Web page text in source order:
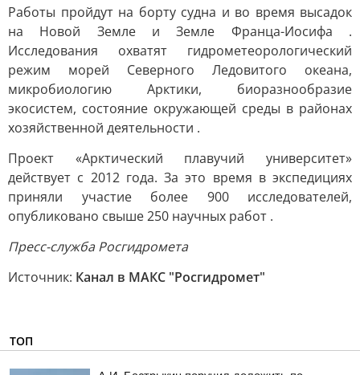
Работы пройдут на борту судна и во время высадок
на Новой Земле и Земле Франца-Иосифа .
Исследования охватят гидрометеорологический
режим морей Северного Ледовитого океана,
микробиологию Арктики, биоразнообразие
экосистем, состояние окружающей среды в районах
хозяйственной деятельности .
Проект «Арктический плавучий университет»
действует с 2012 года. За это время в экспедициях
приняли участие более 900 исследователей,
опубликовано свыше 250 научных работ .
Пресс-служба Росгидромета
Источник: Канал в МАКС "Росгидромет"
ТОП